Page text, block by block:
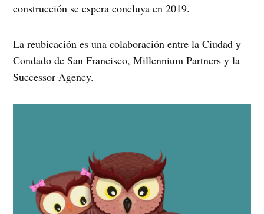
construcción se espera concluya en 2019.
La reubicación es una colaboración entre la Ciudad y
Condado de San Francisco, Millennium Partners y la
Successor Agency.